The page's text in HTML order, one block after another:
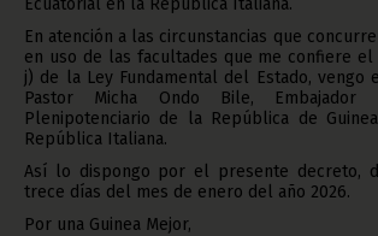
Ecuatorial en la República Italiana.
En atención a las circunstancias que
en uso de las facultades que me confiere el
j) de la Ley Fundamental del Estado, vengo
Pastor Micha Ondo Bile, Embajador
Plenipotenciario de la República de
República Italiana.
Así lo dispongo por el presente decreto,
trece días del mes de enero del año 2026.
Por una Guinea Mejor,